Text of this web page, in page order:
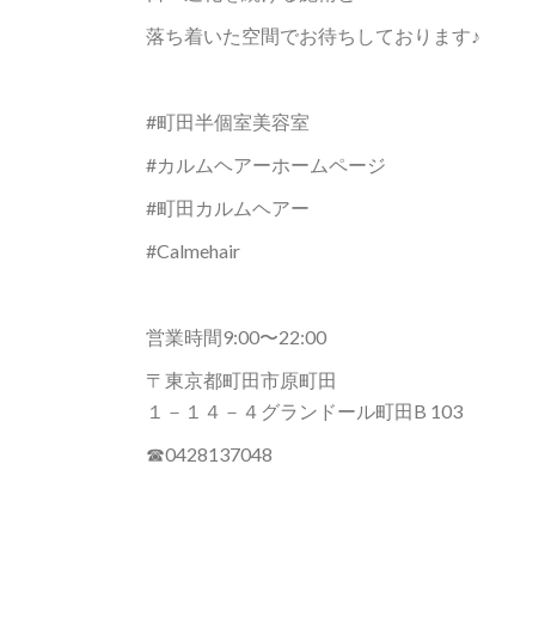
落ち着いた空間でお待ちしております♪
#町田半個室美容室
#カルムヘアーホームページ
#町田カルムヘアー
#Calmehair
営業時間9:00〜22:00
〒東京都町田市原町田
１－１４－４グランドール町田B 103
☎︎0428137048